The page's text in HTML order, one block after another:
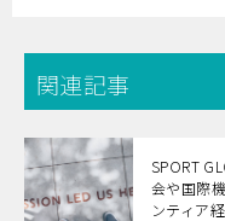
関連記事
SPORT
会や国際
ンティア